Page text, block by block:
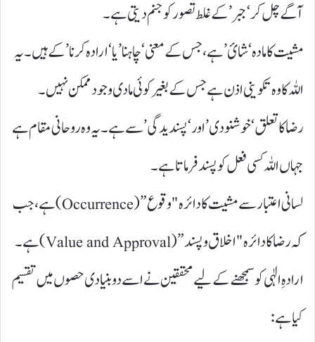
آگے چل کر ‘جبر’ کے غلط تصور کو جنم دیتی ہے۔
مشیت کا مادہ ‘شائ’ ہے، جس کے معنی ‘چاہنا’ یا ‘ارادہ کرنا’ کے ہیں۔ یہ
اللہ کا وہ تکوینی اذن ہے جس کے بغیر کوئی مادی وجود ممکن نہیں۔
رضا کا تعلق ‘خوشنودی’ اور ‘پسندیدگی’ سے ہے۔ یہ وہ روحانی مقام ہے
جہاں اللہ کسی فعل کو پسند فرماتا ہے۔
لسانی اعتبار سے مشیت کا دائرہ "وقوع” (Occurrence) ہے، جب
کہ رضا کا دائرہ "اخلاق و پسند” (Value and Approval) ہے۔
ارادہِ الٰہی کو سمجھنے کے لیے محققین نے اسے دو بنیادی حصوں میں تقسیم
کیا ہے: